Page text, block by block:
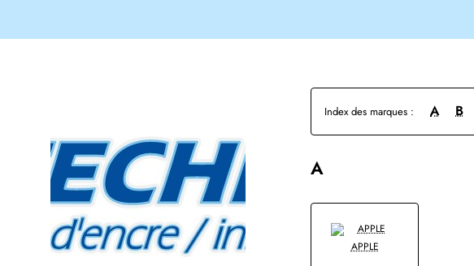
Index des marques : A B
A
APPLE